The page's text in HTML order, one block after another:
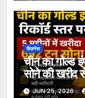
बिज़नेस
चीन का गोल्ड
सोने की खरीद
JUN 25, 2026